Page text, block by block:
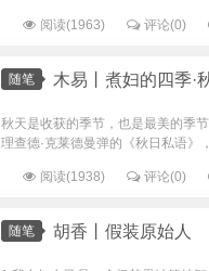
阅读(1963) 评论(0)
随笔 木易丨煮妇的四季·
秋天是收获的季节，也是最美的季
理查德·克莱德曼弹的《秋日私语》
阅读(1938) 评论(0)
随笔 胡香丨假装原始人